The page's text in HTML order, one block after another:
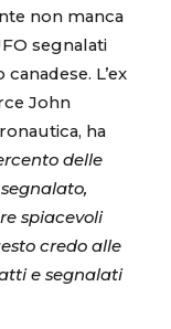
non manca
segnalati
L’ex
John
ha
delle
spiacevoli
credo alle
e segnalati